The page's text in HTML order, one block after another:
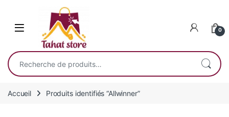
0
Recherche pour :
Accueil Produits identifiés “Allwinner”